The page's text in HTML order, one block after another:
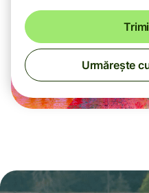
Urmărește